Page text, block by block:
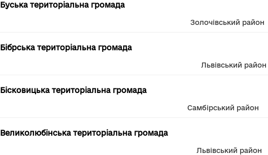
Буська територіальна громада
Золочівський район
Бібрська територіальна громада
Львівський район
Бісковицька територіальна громада
Самбірський район
Великолюбінська територіальна громада
Львівський район